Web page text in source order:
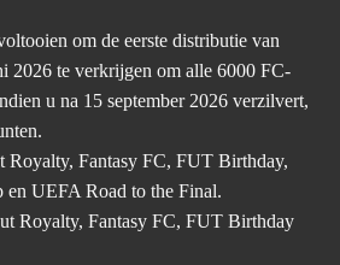
om de eerste distributie van
2026 te verkrijgen om alle 6000 FC-
u na 15 september 2026 verzilvert,
Royalty, Fantasy FC, FUT Birthday,
en UEFA Road to the Final.
Royalty, Fantasy FC, FUT Birthday